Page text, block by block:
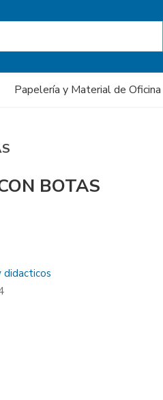
Papelería y Material de
BOTAS
didacticos